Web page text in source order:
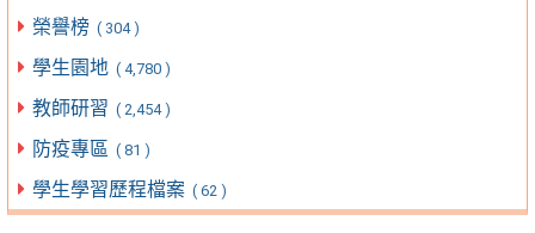
榮譽榜 ( 304 )
學生園地 ( 4,780 )
教師研習 ( 2,454 )
防疫專區 ( 81 )
學生學習歷程檔案 ( 62 )